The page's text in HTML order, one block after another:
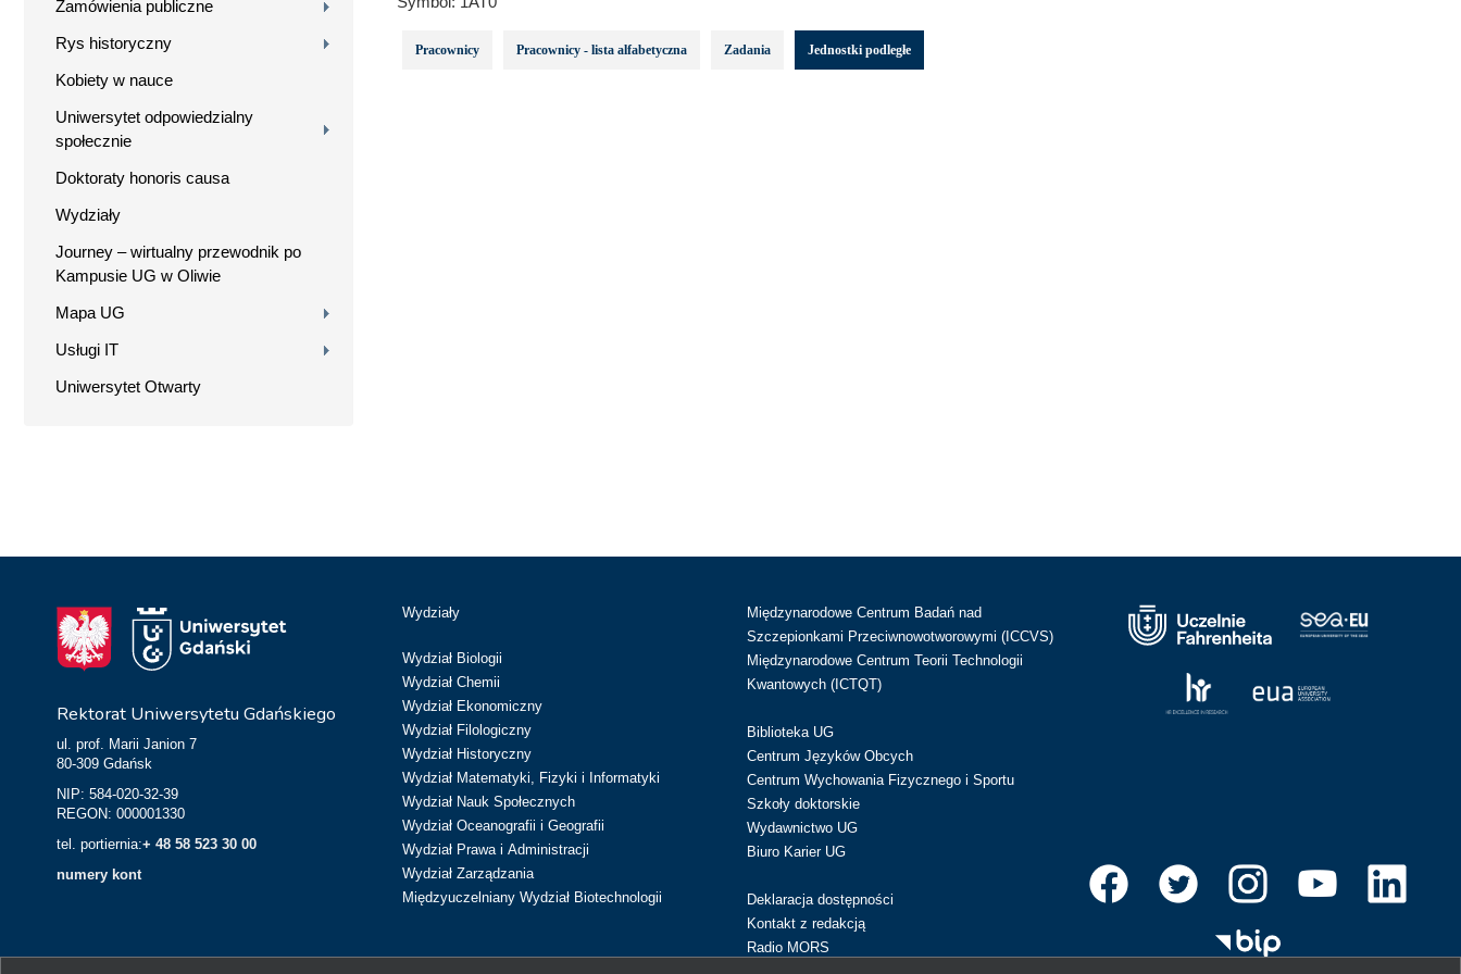
Zamówienia publiczne
Rys historyczny
Kobiety w nauce
Uniwersytet odpowiedzialny
społecznie
Doktoraty honoris causa
Wydziały
Journey – wirtualny przewodnik po
Kampusie UG w Oliwie
Mapa UG
Usługi IT
Uniwersytet Otwarty
Pracownicy Pracownicy - lista alfabetyczna Zadania Jednostki podległe
Rektorat Uniwersytetu Gdańskiego
ul. prof. Marii Janion 7
80-309 Gdańsk
NIP: 584-020-32-39
REGON: 000001330
tel. portiernia:+ 48 58 523 30 00
numery kont
Wydziały
Wydział Biologii
Wydział Chemii
Wydział Ekonomiczny
Wydział Filologiczny
Wydział Historyczny
Wydział Matematyki, Fizyki i Informatyki
Wydział Nauk Społecznych
Wydział Oceanografii i Geografii
Wydział Prawa i Administracji
Wydział Zarządzania
Międzyuczelniany Wydział Biotechnologii
Międzynarodowe Centrum Badań nad
Szczepionkami Przeciwnowotworowymi (ICCVS)
Międzynarodowe Centrum Teorii Technologii
Kwantowych (ICTQT)
Biblioteka UG
Centrum Języków Obcych
Centrum Wychowania Fizycznego i Sportu
Szkoły doktorskie
Wydawnictwo UG
Biuro Karier UG
Deklaracja dostępności
Kontakt z redakcją
Radio MORS